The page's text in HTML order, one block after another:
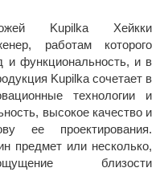
Kupilka Хейкки
работам которого
и функциональность, и в
Kupilka сочетает в
технологии и
высокое качество и
ее проектирования.
предмет или несколько,
близости